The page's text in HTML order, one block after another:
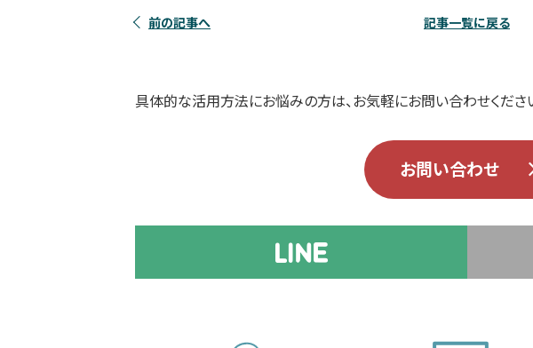
前の記事へ 記事一覧に戻る
具体的な活用方法にお悩みの方は、お気軽にお問い合わせくださ
お問い合わせ